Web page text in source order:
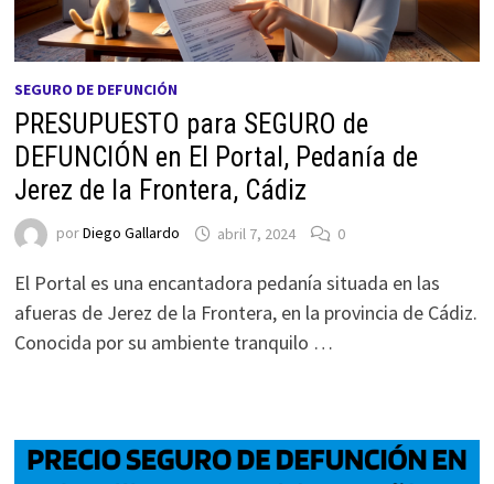
SEGURO DE DEFUNCIÓN
PRESUPUESTO para SEGURO de
DEFUNCIÓN en El Portal, Pedanía de
Jerez de la Frontera, Cádiz
porDiego Gallardo abril 7, 2024 0
El Portal es una encantadora pedanía situada en las
afueras de Jerez de la Frontera, en la provincia de Cádiz.
Conocida por su ambiente tranquilo …